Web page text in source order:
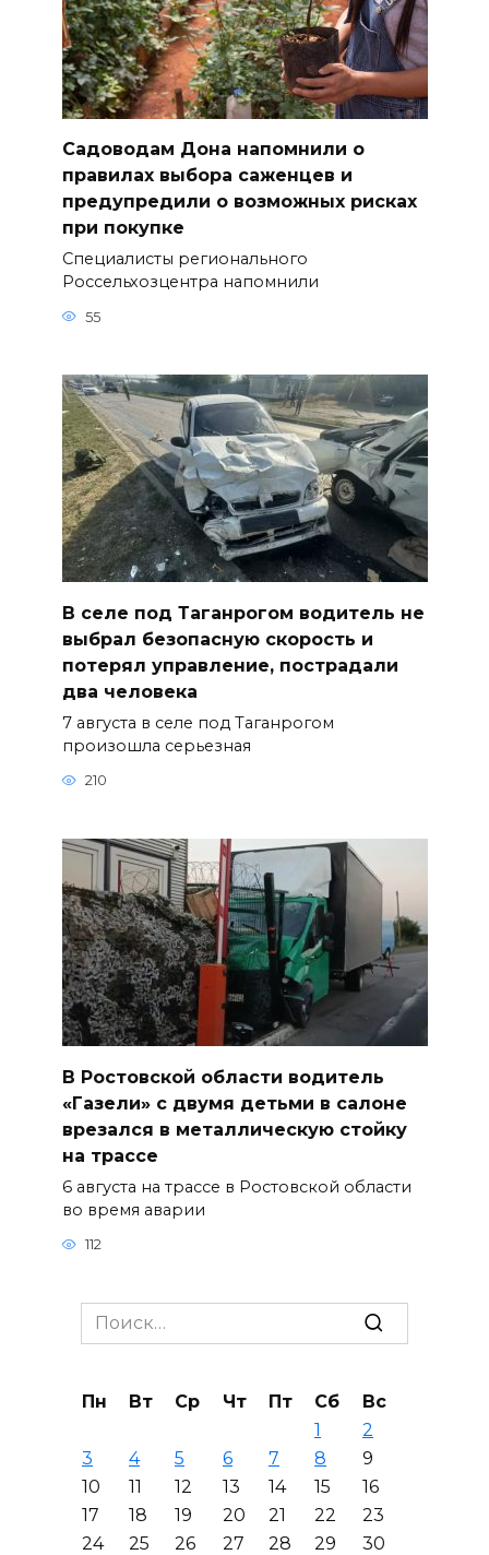
Садоводам Дона напомнили о
правилах выбора саженцев и
предупредили о возможных рисках
при покупке
Специалисты регионального
Россельхозцентра напомнили
55
В селе под Таганрогом водитель не
выбрал безопасную скорость и
потерял управление, пострадали
два человека
7 августа в селе под Таганрогом
произошла серьезная
210
В Ростовской области водитель
«Газели» с двумя детьми в салоне
врезался в металлическую стойку
на трассе
6 августа на трассе в Ростовской области
во время аварии
112
Search
for:
Пн Вт Ср Чт Пт Сб
Вс
1
2
3
4 5 6 7 8
9
10
11 12 13 14 15
16
17
18 19 20 21 22
23
24
25 26 27 28 29
30